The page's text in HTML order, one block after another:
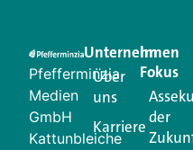
Creator für Ihre
Ihren Vertriebsalltag
Login.
Jetzt anmelden
Pfefferminzia
Medien
GmbH
Kattunbleiche
Unternehmen
Über
uns
Karriere
Im
Fokus
der